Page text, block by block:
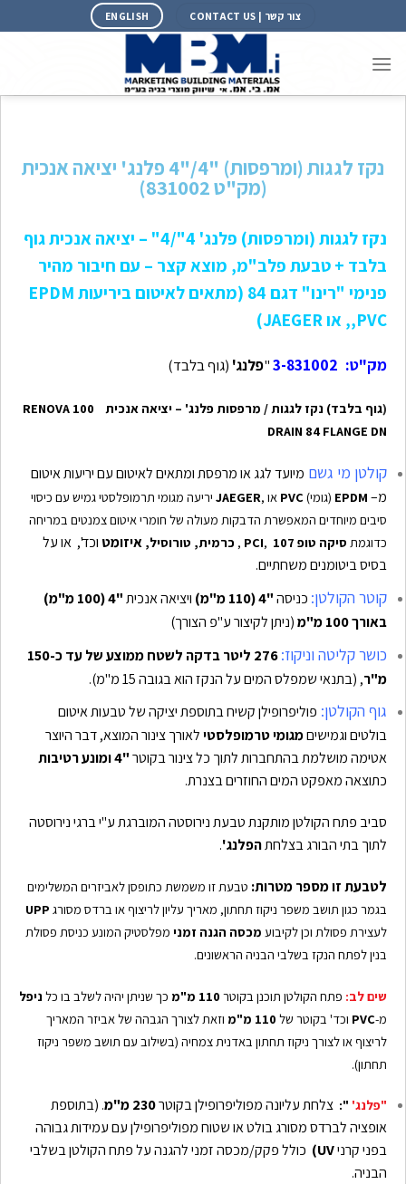
צור קשר | CONTACT US ENGLISH
נקז לגגות (ומרפסות) "4/"4 פלנג' יציאה אנכית
(מק"ט 831002)
נקז לגגות (ומרפסות) פלנג' 4"/4" – יציאה אנכית גוף
בלבד + טבעת פלב"מ, מוצא קצר – עם חיבור מהיר
פנימי "רינו" דגם 84 (מתאים לאיטום ביריעות EPDM
,PVC, או JAEGER)
מק"ט: 3-831002 "פלנג' (גוף בלבד)
(גוף בלבד) נקז לגגות / מרפסות פלנג' – יציאה אנכית
DRAIN 84 FLANGE DN
קולטן מי גשם מיועד לגג או מרפסת ומתאים לאיטום עם יריעות איטום
מ– EPDM (גומי)PVC או ,JAEGER יריעה מגומי תרמופלסטי גמיש עם כיסוי
סיבים מיוחדים המאפשרת הדבקות מעולה של חומרי איטום צמנטים במריחה
כדוגמת סיקה טופ 107 ,
PCI
, כרמית, טורוסיל, איזומט וכד', או על
בסיס ביטומנים משחתיים.
קוטר הקולטן: כניסה"4 (110 מ"מ) ויציאה אנכית"4 (100 מ"מ)
באורך 100 מ"מ
(ניתן לקיצור ע"פ הצורך)
כושר קליטה וניקוז:
276 ליטר בדקה לשטח ממוצע של עד כ-150
מ"ר, (בתנאי שמפלס המים על הנקז הוא בגובה 15 מ"מ).
גוף הקולטן: פוליפרופילן קשיח בתוספת יציקה של טבעות איטום
בולטים וגמישיםמגומי טרמופלסטילאורך צינור המוצא, דבר היוצר
אטימה מושלמת בהתחברות לתוך כל צינור בקוטר"4
ומונע רטיבות
כתוצאה מאפקט המים החוזרים בצנרת.
סביב פתח הקולטן מותקנת טבעת נירוסטה המוברגת ע"י ברגי נירוסטה
לתוך בתי הבורג בצלחתהפלנג'.
לטבעת זו מספר מטרות: טבעת זו משמשת כתופסן לאביזרים המשלימים
בגמר כגון תושב משפר ניקוז תחתון, מאריך עליון לריצוף או ברדס מסורג UPP
לעצירת פסולת וכן לקיבוע מכסה הגנה זמני מפלסטיק המונע כניסת פסולת
בנין לפתח הנקז בשלבי הבניה הראשונים.
שים לב: פתח הקולטן תוכנן בקוטר 110 מ"מ כך שניתן יהיה לשלב בו כל ניפל
מ-PVC וכד' בקוטר של 110 מ"מ
וזאת לצורך הגבהה של אביזר המאריך
לריצוף או לצורך ניקוז תחתון באדנית צמחיה (בשילוב עם תושב משפר ניקוז
תחתון).
"פלנג' ": צלחת עליונה מפוליפרופילן בקוטר230 מ"מ
. (בתוספת
אופציה לברדס מסורג בולט או שטוח מפוליפרופילן עם עמידות גבוהה
בפני קרניUV)
כולל פקק/מכסה זמני להגנה על פתח הקולטן בשלבי
הבניה.